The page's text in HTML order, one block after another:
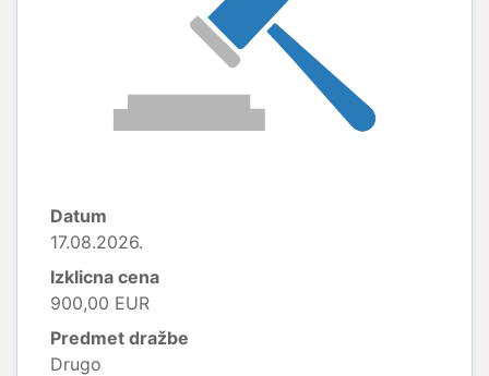
Datum
17.08.2026.
Izklicna cena
900,00 EUR
Predmet dražbe
Drugo